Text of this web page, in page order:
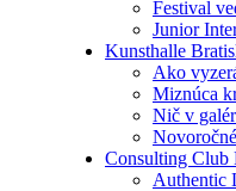
Festival
Junior
Kunsthalle
Ako
Miznúca
Nič v
Consulting Club
Authentic